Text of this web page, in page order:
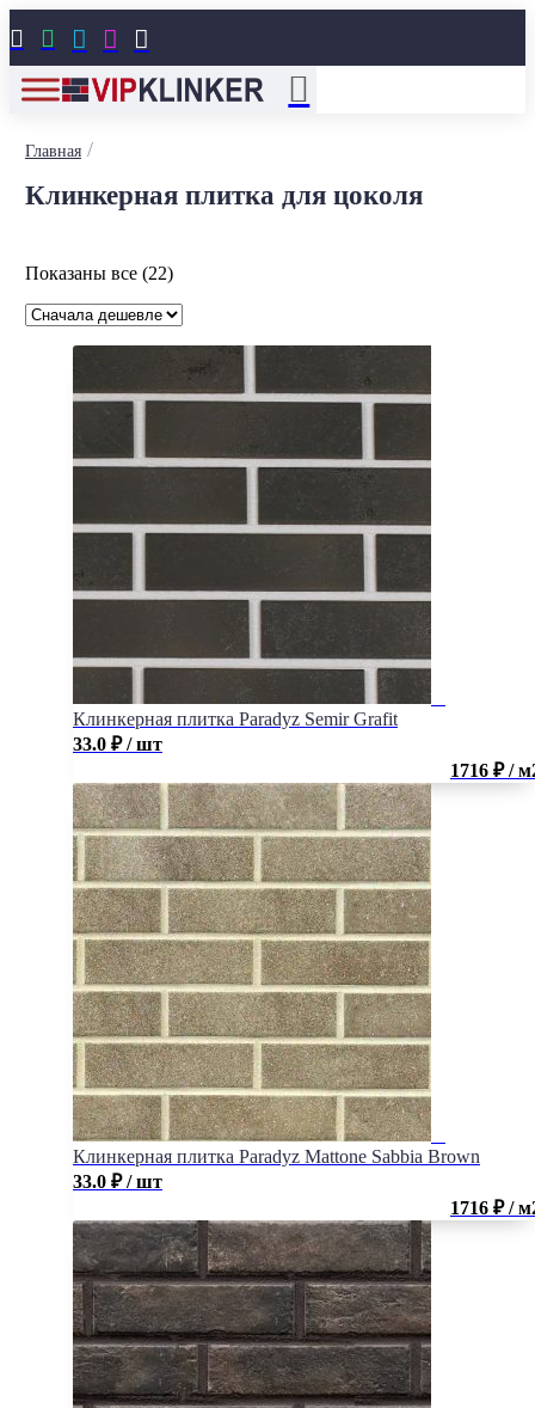
    
Главная/
Клинкерная плитка для цоколя
Показаны все (22)Цены:
возрастанию
Клинкерная плитка Paradyz Semir Grafit
33.0 ₽ / шт
1716 ₽ /
Клинкерная плитка Paradyz Mattone Sabbia Brown
33.0 ₽ / шт
1716 ₽ /